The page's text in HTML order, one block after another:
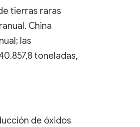
tierras raras
China
las
toneladas,
de óxidos